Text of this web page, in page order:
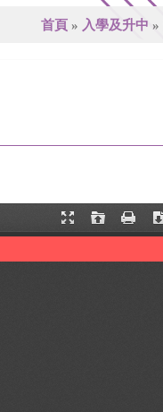
首頁» 入學及升中 »